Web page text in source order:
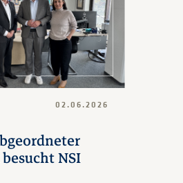
NSI
02.06.2026